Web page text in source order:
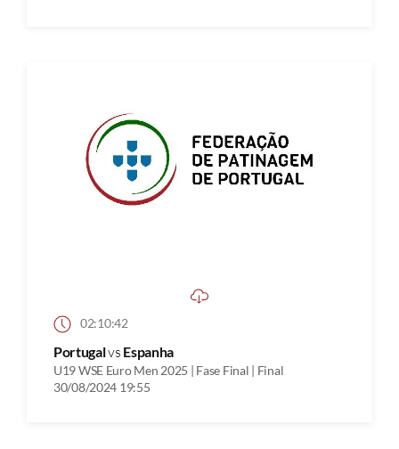
02:10:42
Portugalvs Espanha
U19 WSE Euro Men 2025 | Fase Final | Final
30/08/2024 19:55